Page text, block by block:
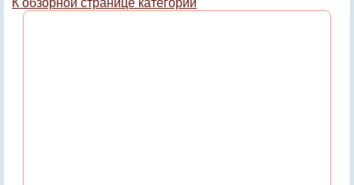
К обзорной странице категории